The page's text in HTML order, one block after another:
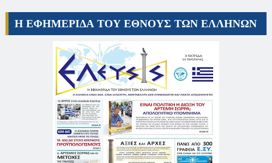
Η ΕΦΗΜΕΡΙΔΑ ΤΟΥ ΕΘΝΟΥΣ ΤΩΝ ΕΛΛΗΝΩΝ